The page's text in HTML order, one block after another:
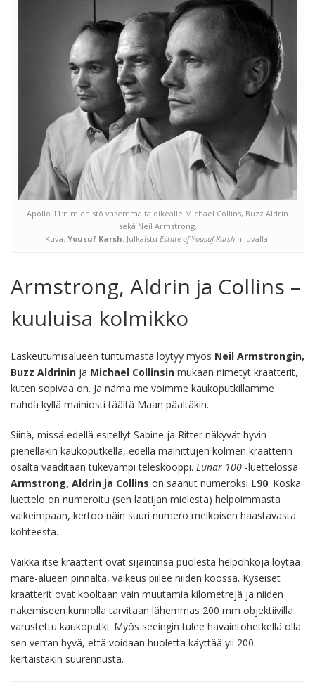
Apollo 11:n miehistö vasemmalta oikealle Michael Collins, Buzz Aldrin
sekä Neil Armstrong.
Kuva: Yousuf Karsh. Julkaistu Estate of Yousuf Karshin luvalla.
Armstrong, Aldrin ja Collins –
kuuluisa kolmikko
Laskeutumisalueen tuntumasta löytyy myös Neil Armstrongin,
Buzz Aldrinin ja Michael Collinsin mukaan nimetyt kraatterit,
kuten sopivaa on. Ja nämä me voimme kaukoputkillamme
nähdä kyllä mainiosti täältä Maan päältäkin.
Siinä, missä edellä esitellyt Sabine ja Ritter näkyvät hyvin
pienelläkin kaukoputkella, edellä mainittujen kolmen kraatterin
osalta vaaditaan tukevampi teleskooppi. Lunar 100 -luettelossa
Armstrong, Aldrin ja Collins on saanut numeroksi L90. Koska
luettelo on numeroitu (sen laatijan mielestä) helpoimmasta
vaikeimpaan, kertoo näin suuri numero melkoisen haastavasta
kohteesta.
Vaikka itse kraatterit ovat sijaintinsa puolesta helpohkoja löytää
mare-alueen pinnalta, vaikeus piilee niiden koossa. Kyseiset
kraatterit ovat kooltaan vain muutamia kilometrejä ja niiden
näkemiseen kunnolla tarvitaan lähemmäs 200 mm objektiivilla
varustettu kaukoputki. Myös seeingin tulee havaintohetkellä olla
sen verran hyvä, että voidaan huoletta käyttää yli 200-
kertaistakin suurennusta.